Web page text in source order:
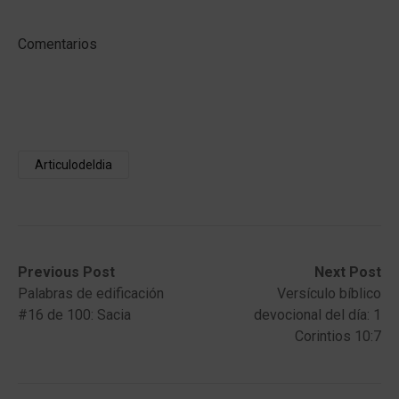
Comentarios
Articulodeldia
Post
navigation
Previous Post
Previous
post:Palabras de edificación
#16 de 100: Sacia
Next Post
Next
post:
Versículo bíblico
devocional del día: 1
Corintios 10:7